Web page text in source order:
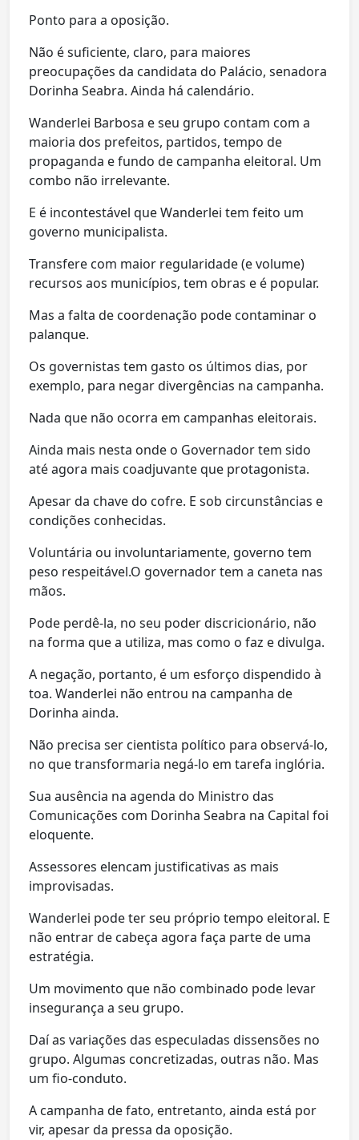
Ponto para a oposição.
Não é suficiente, claro, para maiores
preocupações da candidata do Palácio, senadora
Dorinha Seabra. Ainda há calendário.
Wanderlei Barbosa e seu grupo contam com a
maioria dos prefeitos, partidos, tempo de
propaganda e fundo de campanha eleitoral. Um
combo não irrelevante.
E é incontestável que Wanderlei tem feito um
governo municipalista.
Transfere com maior regularidade (e volume)
recursos aos municípios, tem obras e é popular.
Mas a falta de coordenação pode contaminar o
palanque.
Os governistas tem gasto os últimos dias, por
exemplo, para negar divergências na campanha.
Nada que não ocorra em campanhas eleitorais.
Ainda mais nesta onde o Governador tem sido
até agora mais coadjuvante que protagonista.
Apesar da chave do cofre. E sob circunstâncias e
condições conhecidas.
Voluntária ou involuntariamente, governo tem
peso respeitável.O governador tem a caneta nas
mãos.
Pode perdê-la, no seu poder discricionário, não
na forma que a utiliza, mas como o faz e divulga.
A negação, portanto, é um esforço dispendido à
toa. Wanderlei não entrou na campanha de
Dorinha ainda.
Não precisa ser cientista político para observá-lo,
no que transformaria negá-lo em tarefa inglória.
Sua ausência na agenda do Ministro das
Comunicações com Dorinha Seabra na Capital foi
eloquente.
Assessores elencam justificativas as mais
improvisadas.
Wanderlei pode ter seu próprio tempo eleitoral. E
não entrar de cabeça agora faça parte de uma
estratégia.
Um movimento que não combinado pode levar
insegurança a seu grupo.
Daí as variações das especuladas dissensões no
grupo. Algumas concretizadas, outras não. Mas
um fio-conduto.
A campanha de fato, entretanto, ainda está por
vir, apesar da pressa da oposição.